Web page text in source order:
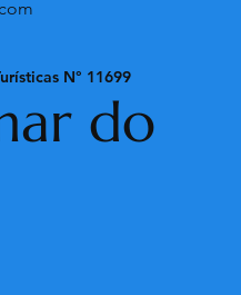
N° 11699
do